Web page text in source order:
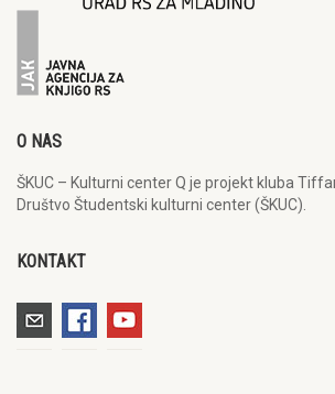
O NAS
ŠKUC – Kulturni center Q je projekt kluba
Društvo Študentski kulturni center (ŠKUC).
KONTAKT